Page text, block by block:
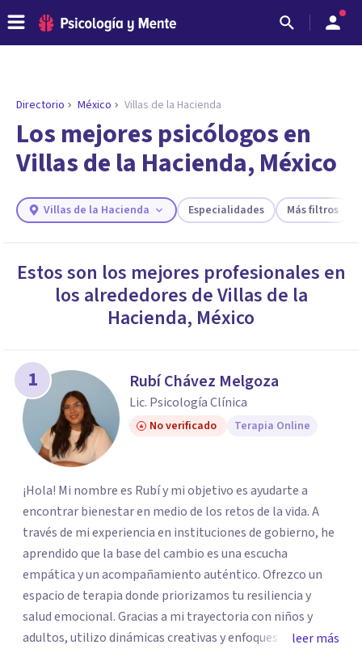
ENCONTRAR MI TERAPEUTA
¿Necesitas ayuda para encontrar el
psicólogo adecuado?
Responde a unas breves preguntas y te ofreceremos
necesidades.
Directorio México Villas de la Hacienda
Los mejores psicólogos en
Villas de la Hacienda, México
Villas de la Hacienda Especialidades Más filtros
Estos son los mejores profesionales en
los alrededores deVillas de la
Hacienda, México
1 Rubí Chávez Melgoza
Lic. Psicología Clínica
No verificado Terapia Online
¡Hola! Mi nombre es Rubí y mi objetivo es ayudarte a
encontrar bienestar en medio de los retos de la vida. A
través de mi experiencia en instituciones de gobierno, he
aprendido que la base del cambio es una escucha
empática y un acompañamiento auténtico. ​Ofrezco un
espacio de terapia donde priorizamos tu resiliencia y
salud emocional. Gracias a mi trayectoria con niños y
adultos, utilizo dinámicas creativas y enfoques adaptados
leer más